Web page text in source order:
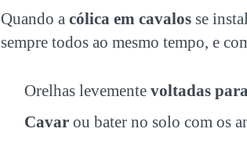
Quando a cólica em cavalos se
sempre todos ao mesmo tempo, e
Orelhas levemente voltadas
Cavar ou bater no solo com os